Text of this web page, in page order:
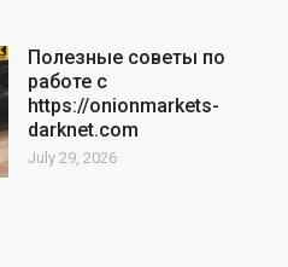
Полезные советы по
работе с
https://onionmarkets-
darknet.com
July 29, 2026